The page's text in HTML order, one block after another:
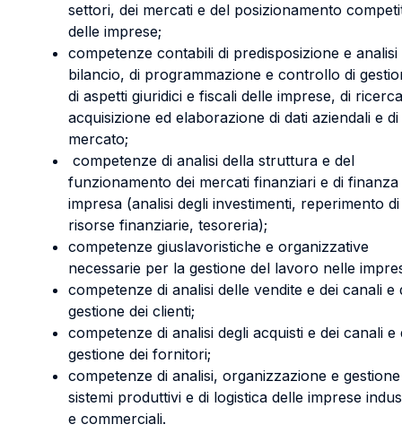
settori, dei mercati e del posizionamento
delle imprese;
competenze contabili di predisposizione e analisi
bilancio, di programmazione e controllo di
di aspetti giuridici e fiscali delle imprese, di
acquisizione ed elaborazione di dati aziendali e di
mercato;
competenze di analisi della struttura e del
funzionamento dei mercati finanziari e di finanza
impresa (analisi degli investimenti, reperimento di
risorse finanziarie, tesoreria);
competenze giuslavoristiche e organizzative
necessarie per la gestione del lavoro nelle
competenze di analisi delle vendite e dei canali e
gestione dei clienti;
competenze di analisi degli acquisti e dei canali e
gestione dei fornitori;
competenze di analisi, organizzazione e
sistemi produttivi e di logistica delle imprese
e commerciali.